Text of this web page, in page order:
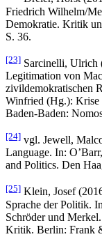
Friedrich Wilhelm/
Demokratie. Kritik
S. 36.
[23] Sarcinelli, Ulrich
Legitimation von
zivildemokratischen
Winfried (Hg.): Krise
Baden-Baden:
[24] vgl. Jewell,
Language. In:
and Politics. Den
[25] Klein, Josef
Sprache der Politik.
Schröder und
Kritik. Berlin: Frank